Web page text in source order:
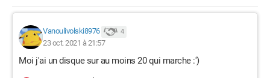
Vanoulivolski8976 4
23 oct. 2021 à 21:57
Moi j'ai un disque sur au moins 20 qui marche :')